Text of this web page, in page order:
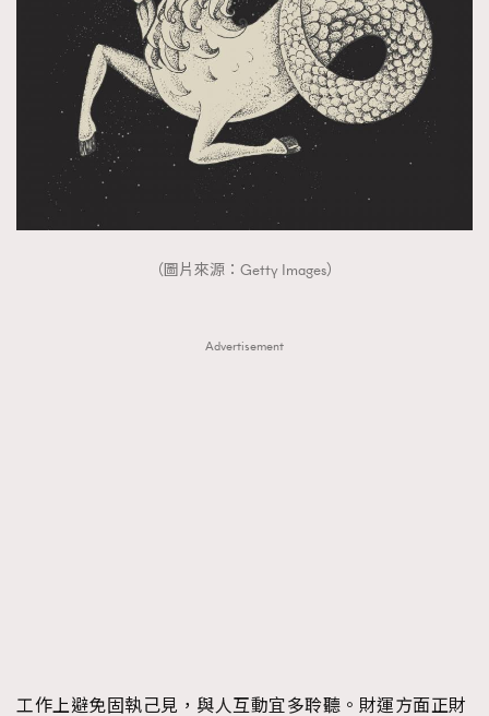
（圖片來源：Getty Images）
Advertisement
工作上避免固執己見，與人互動宜多聆聽。財運方面正財